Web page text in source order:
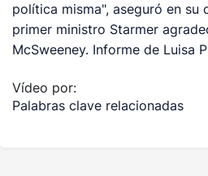
política misma", aseguró en su
primer ministro Starmer
McSweeney. Informe de Luisa
Vídeo por:
Palabras clave relacionadas